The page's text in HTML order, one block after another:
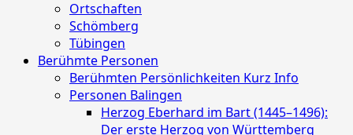
Ortschaften
Schömberg
Tübingen
Berühmte Personen
Berühmten Persönlichkeiten Kurz Info
Personen Balingen
Herzog Eberhard im Bart (1445–1496):
Der erste Herzog von Württemberg